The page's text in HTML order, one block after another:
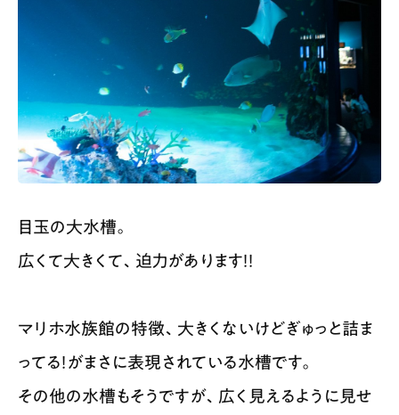
目玉の大水槽。
広くて大きくて、迫力があります！！
マリホ水族館の特徴、大きくないけどぎゅっと詰ま
ってる！がまさに表現されている水槽です。
その他の水槽もそうですが、広く見えるように見せ